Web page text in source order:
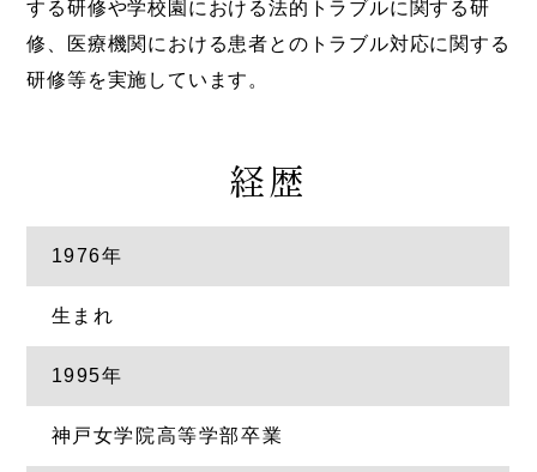
する研修や学校園における法的トラブルに関する研
修、医療機関における患者とのトラブル対応に関する
研修等を実施しています。
経歴
1976年
生まれ
1995年
神戸女学院高等学部卒業